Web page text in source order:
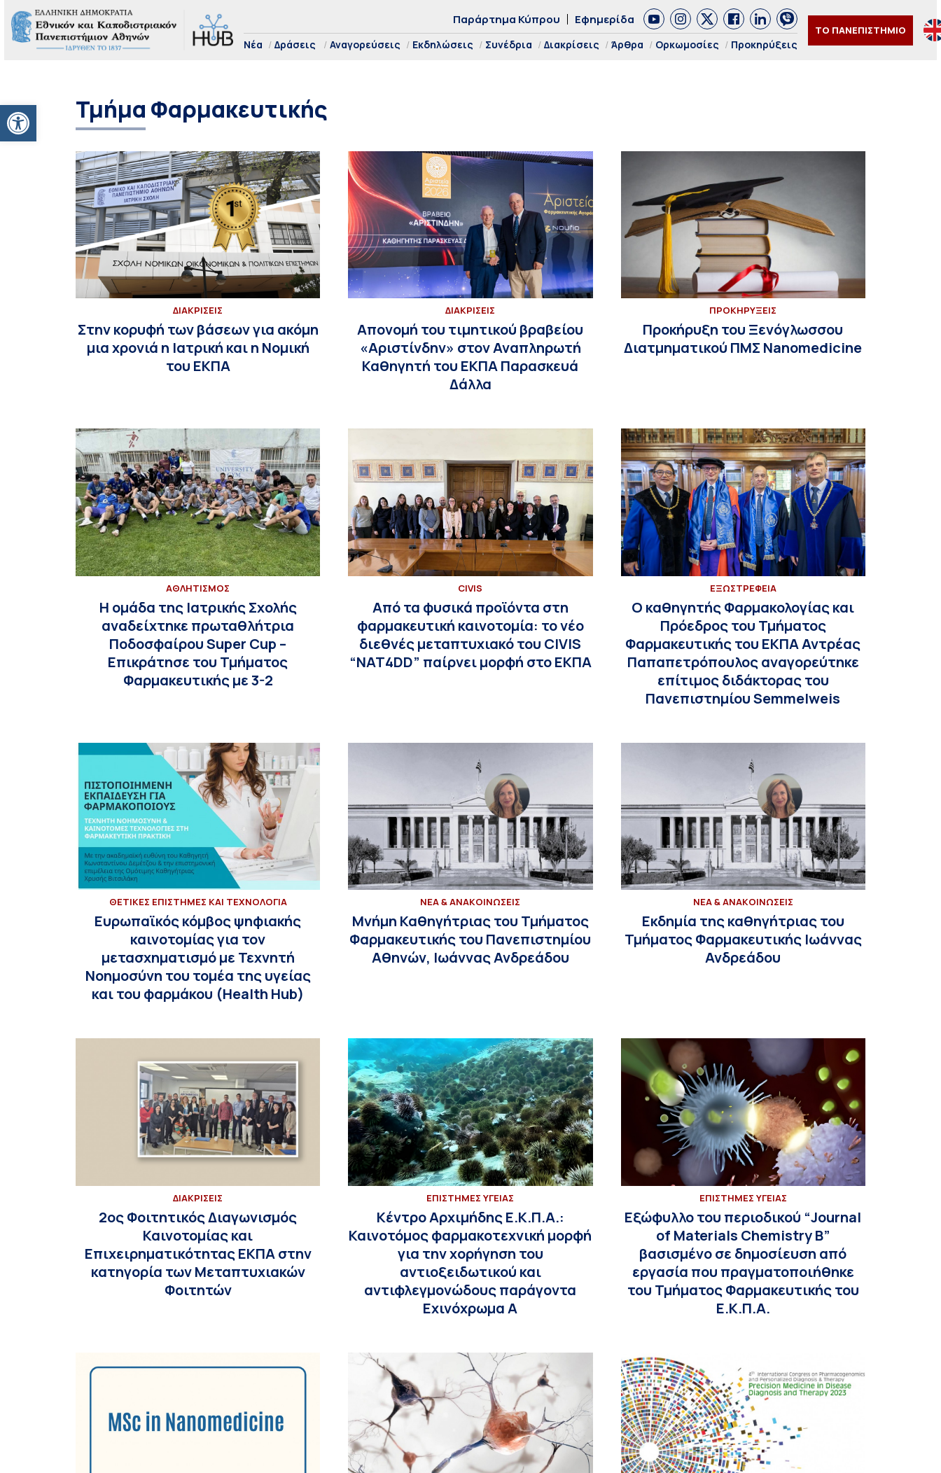
Ανοίξτε τη γραμμή εργαλείων
Παράρτημα Κύπρου Εφημερίδα
Νέα Δράσεις Αναγορεύσεις Εκδηλώσεις Συνέδρια Διακρίσεις Άρθρα Ορκωμοσίες Προκηρύξεις
ΤΟ ΠΑΝΕΠΙΣΤΗΜΙΟ
Τμήμα Φαρμακευτικής
ΔΙΑΚΡΙΣΕΙΣ
Στην κορυφή των βάσεων για ακόμη
μια χρονιά η Ιατρική και η Νομική
του ΕΚΠΑ
ΔΙΑΚΡΙΣΕΙΣ
Απονομή του τιμητικού βραβείου
«Αριστίνδην» στον Αναπληρωτή
Καθηγητή του ΕΚΠΑ Παρασκευά
Δάλλα
ΠΡΟΚΗΡΥΞΕΙΣ
Προκήρυξη του Ξενόγλωσσου
Διατμηματικού ΠΜΣ Nanomedicine
ΑΘΛΗΤΙΣΜΟΣ
Η ομάδα της Ιατρικής Σχολής
αναδείχτηκε πρωταθλήτρια
Ποδοσφαίρου Super Cup –
Επικράτησε του Τμήματος
Φαρμακευτικής με 3-2
CIVIS
Από τα φυσικά προϊόντα στη
φαρμακευτική καινοτομία: το νέο
διεθνές μεταπτυχιακό του CIVIS
“NAT4DD” παίρνει μορφή στο ΕΚΠΑ
EΞΩΣΤΡΕΦΕΙΑ
Ο καθηγητής Φαρμακολογίας και
Πρόεδρος του Τμήματος
Φαρμακευτικής του ΕΚΠΑ Αντρέας
Παπαπετρόπουλος αναγορεύτηκε
επίτιμος διδάκτορας του
Πανεπιστημίου Semmelweis
ΘΕΤΙΚΕΣ ΕΠΙΣΤΗΜΕΣ ΚΑΙ ΤΕΧΝΟΛΟΓΙΑ
Ευρωπαϊκός κόμβος ψηφιακής
καινοτομίας για τον
μετασχηματισμό με Τεχνητή
Νοημοσύνη του τομέα της υγείας
και του φαρμάκου (Health Hub)
ΝΕΑ & ΑΝΑΚΟΙΝΩΣΕΙΣ
Μνήμη Καθηγήτριας του Τμήματος
Φαρμακευτικής του Πανεπιστημίου
Αθηνών, Ιωάννας Ανδρεάδου
ΝΕΑ & ΑΝΑΚΟΙΝΩΣΕΙΣ
Εκδημία της καθηγήτριας του
Τμήματος Φαρμακευτικής Ιωάννας
Ανδρεάδου
ΔΙΑΚΡΙΣΕΙΣ
2ος Φοιτητικός Διαγωνισμός
Καινοτομίας και
Επιχειρηματικότητας ΕΚΠΑ στην
κατηγορία των Μεταπτυχιακών
Φοιτητών
ΕΠΙΣΤΗΜΕΣ ΥΓΕΙΑΣ
Κέντρο Αρχιμήδης Ε.Κ.Π.Α.:
Καινοτόμος φαρμακοτεχνική μορφή
για την χορήγηση του
αντιοξειδωτικού και
αντιφλεγμονώδους παράγοντα
Εχινόχρωμα Α
ΕΠΙΣΤΗΜΕΣ ΥΓΕΙΑΣ
Εξώφυλλο του περιοδικού “Journal
of Materials Chemistry B”
βασισμένο σε δημοσίευση από
εργασία που πραγματοποιήθηκε
του Τμήματος Φαρμακευτικής του
Ε.Κ.Π.Α.